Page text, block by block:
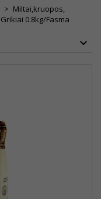
Miltai,kruopos,
Grikiai 0.8kg/Fasma